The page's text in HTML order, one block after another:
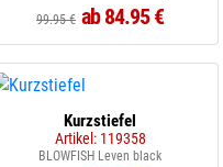
99.95 € ab 84.95 €
Kurzstiefel
Artikel: 119358
BLOWFISH Leven black